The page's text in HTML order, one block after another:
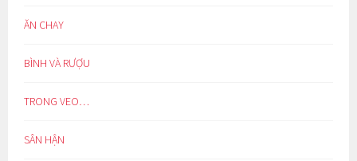
ĂN CHAY
BÌNH VÀ RƯỢU
TRONG VEO…
SÂN HẬN